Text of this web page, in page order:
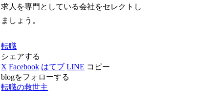
求人を専門としている会社をセレクトし
ましょう。
転職
シェアする
X Facebook はてブ LINE コピー
blogをフォローする
転職の救世主